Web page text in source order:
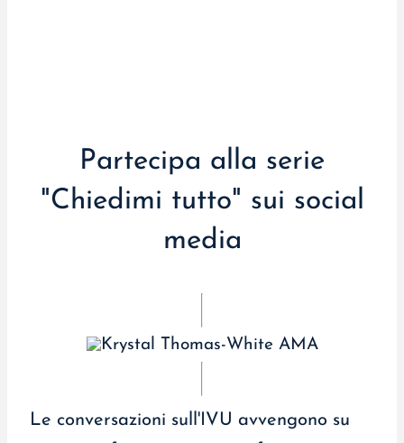
Partecipa alla serie
"Chiedimi tutto" sui social
media
Le conversazioni sull'IVU avvengono su